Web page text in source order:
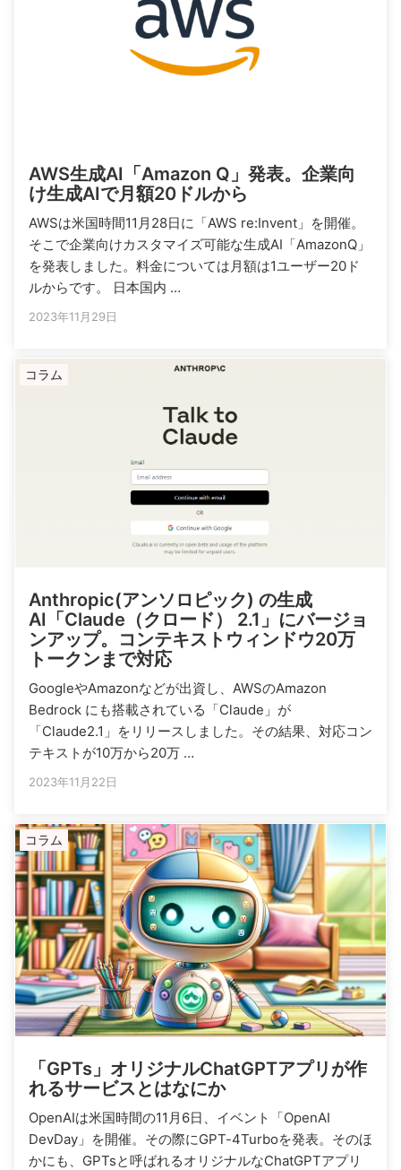
AWS生成AI「Amazon Q」発表。企業向
け生成AIで月額20ドルから
AWSは米国時間11月28日に「AWS re:Invent」を開催。
そこで企業向けカスタマイズ可能な生成AI「AmazonQ」
を発表しました。料金については月額は1ユーザー20ド
ルからです。 日本国内 …
2023年11月29日
コラム
Anthropic(アンソロピック) の生成
AI「Claude（クロード） 2.1」にバージョ
ンアップ。コンテキストウィンドウ20万
トークンまで対応
GoogleやAmazonなどが出資し、AWSのAmazon
Bedrock にも搭載されている「Claude」が
「Claude2.1」をリリースしました。その結果、対応コン
テキストが10万から20万 …
2023年11月22日
コラム
「GPTs」オリジナルChatGPTアプリが作
れるサービスとはなにか
OpenAIは米国時間の11月6日、イベント「OpenAI
DevDay」を開催。その際にGPT-4Turboを発表。そのほ
かにも、GPTsと呼ばれるオリジナルなChatGPTアプリ